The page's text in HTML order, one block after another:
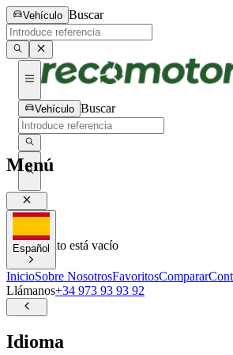
Vehículo Buscar
Vehículo Buscar
0
Tu carrito está vacío
Menú
Español
InicioSobre NosotrosFavoritosComparar
Llámanos+34 973 93 93 92
Idioma